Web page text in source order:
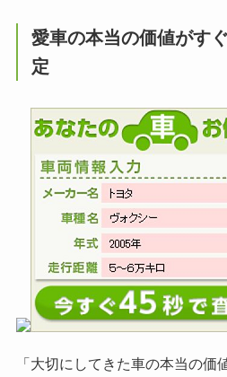
愛車の本当の価値がす
定
「大切にしてきた車の本当の